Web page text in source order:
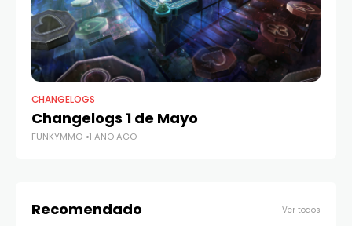
CHANGELOGS
Changelogs 1 de Mayo
FUNKYMMO 1 AÑO AGO
Recomendado Ver todos